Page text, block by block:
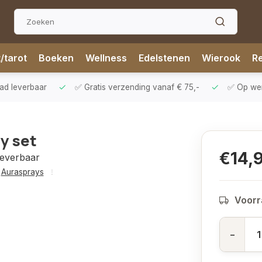
tarot Boeken Wellness Edelstenen Wierook
leverbaar ✅ Gratis verzending vanaf € 75,- ✅ Op
set
Aurasprays
-